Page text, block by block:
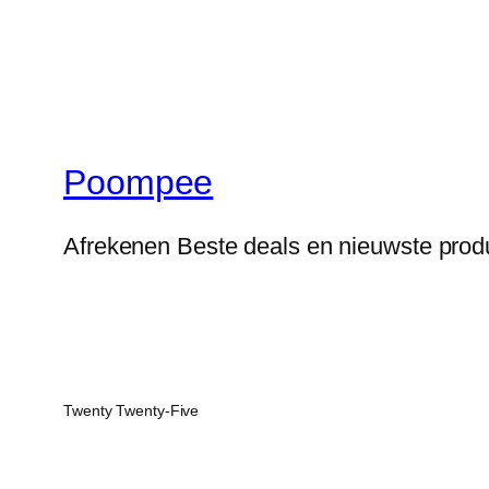
Poompee
Afrekenen Beste deals en nieuwste
Twenty Twenty-Five